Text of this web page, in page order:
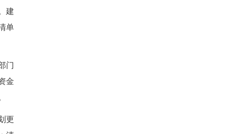
。经排查，项目区林耕空
散、生态廊道割裂等问题
务，同步识别水安全、地质
整合碎片化耕地、建设高
推进山水林田湖草沙一体化